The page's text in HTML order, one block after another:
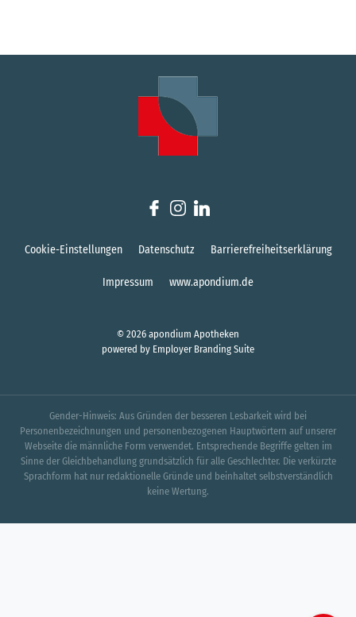
Cookie-Einstellungen Datenschutz Barrierefreiheitserklärung
Impressum www.apondium.de
© 2026 apondium Apotheken
powered by Employer Branding Suite
Gender-Hinweis: Aus Gründen der besseren Lesbarkeit wird bei
Personenbezeichnungen und personenbezogenen Hauptwörtern auf unserer
Webseite die männliche Form verwendet. Entsprechende Begriffe gelten im
Sinne der Gleichbehandlung grundsätzlich für alle Geschlechter. Die verkürzte
Sprachform hat nur redaktionelle Gründe und beinhaltet selbstverständlich
keine Wertung.